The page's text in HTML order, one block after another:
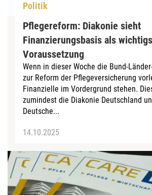
Politik
Pflegereform: Diakonie sieht
Finanzierungsbasis als
Voraussetzung
Wenn in dieser Woche die Bund-
zur Reform der Pflegeversicherung
Finanzielle im Vordergrund stehen.
zumindest die Diakonie Deutschland
Deutsche...
14.10.2025